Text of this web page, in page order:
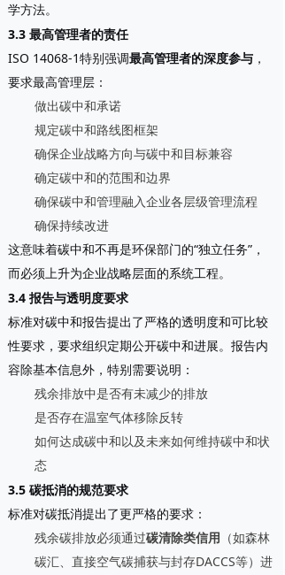
学方法。
3.3 最高管理者的责任
ISO 14068-1特别强调最高管理者的深度参与 ，
要求最高管理层：
做出碳中和承诺
规定碳中和路线图框架
确保企业战略方向与碳中和目标兼容
确定碳中和的范围和边界
确保碳中和管理融入企业各层级管理流程
确保持续改进
这意味着碳中和不再是环保部门的“独立任务”，
而必须上升为企业战略层面的系统工程。
3.4 报告与透明度要求
标准对碳中和报告提出了严格的透明度和可比较
性要求，要求组织定期公开碳中和进展。报告内
容除基本信息外，特别需要说明：
残余排放中是否有未减少的排放
是否存在温室气体移除反转
如何达成碳中和以及未来如何维持碳中和状
态
3.5 碳抵消的规范要求
标准对碳抵消提出了更严格的要求：
残余碳排放必须通过碳清除类信用 （如森林
碳汇、直接空气碳捕获与封存DACCS等）进